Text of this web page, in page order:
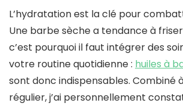
L’hydratation est la clé pour
Une barbe sèche a tendance à
c’est pourquoi il faut intégrer des
votre routine quotidienne : huiles à
sont donc indispensables. Combiné
régulier, j’ai personnellement